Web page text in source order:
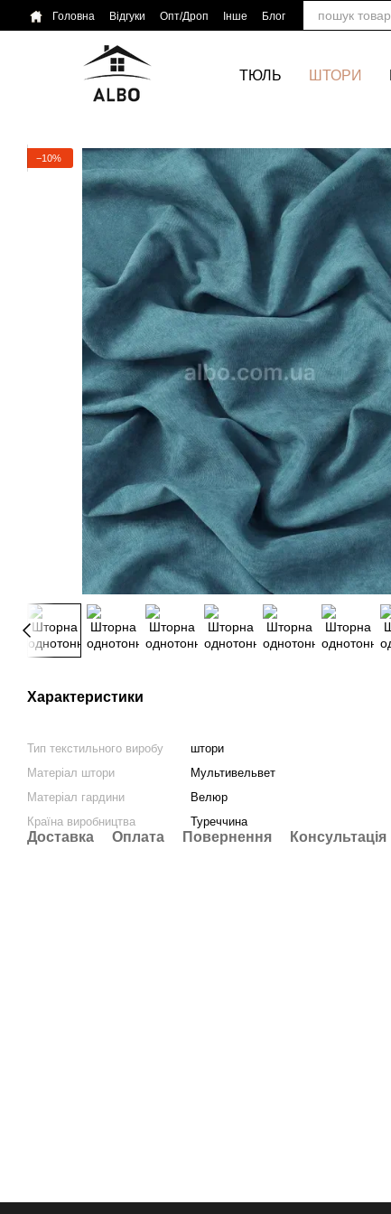
Перейти до основного контенту
Головна Відгуки Опт/Дроп Інше Блог
ТЮЛЬ ШТОРИ
−10%
Характеристики
Тип текстильного виробу
штори
Матеріал штори
Мультивельвет
Матеріал гардини
Велюр
Країна виробництва
Туреччина
Доставка Оплата Повернення Консультація